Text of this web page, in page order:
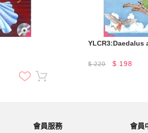
YLCR3:Daedalus
$220 $ 198
會員服務 會員